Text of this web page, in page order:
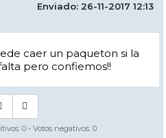
Enviado: 26-11-2017 12:13
caer un paqueton si la
pero confiemos!!
0 - Votos negativos: 0